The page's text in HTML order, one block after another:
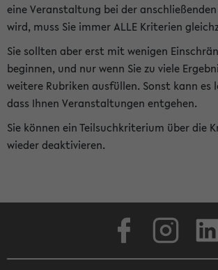
eine Veranstaltung bei der
wird, muss Sie immer ALLE Kriterien
Sie sollten aber erst mit wenigen
beginnen, und nur wenn Sie zu viele
weitere Rubriken ausfüllen. Sonst kann es
dass Ihnen Veranstaltungen entgehen.
Sie können ein Teilsuchkriterium über die
wieder deaktivieren.